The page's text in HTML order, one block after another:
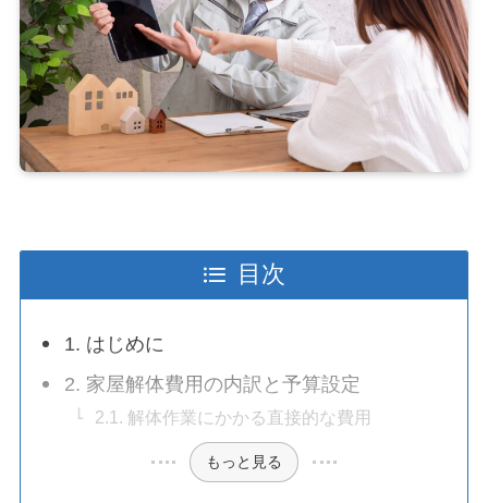
目次
1. はじめに
2. 家屋解体費用の内訳と予算設定
2.1. 解体作業にかかる直接的な費用
もっと見る